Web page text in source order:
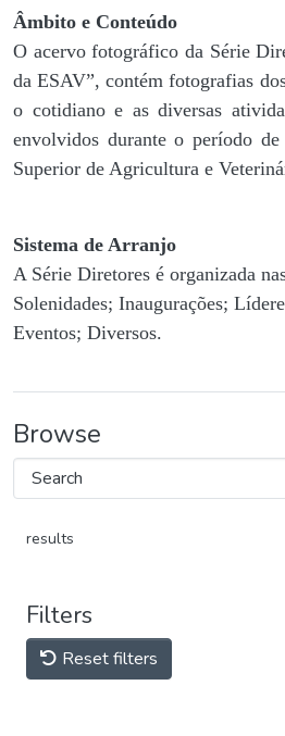
Âmbito e Conteúdo
O acervo fotográfico da Série
da ESAV”, contém fotografias
o cotidiano e as diversas
envolvidos durante o período
Superior de Agricultura e
Sistema de Arranjo
A Série Diretores é organizada
Solenidades; Inaugurações;
Eventos; Diversos.
Browse
results
Filters
Reset filters